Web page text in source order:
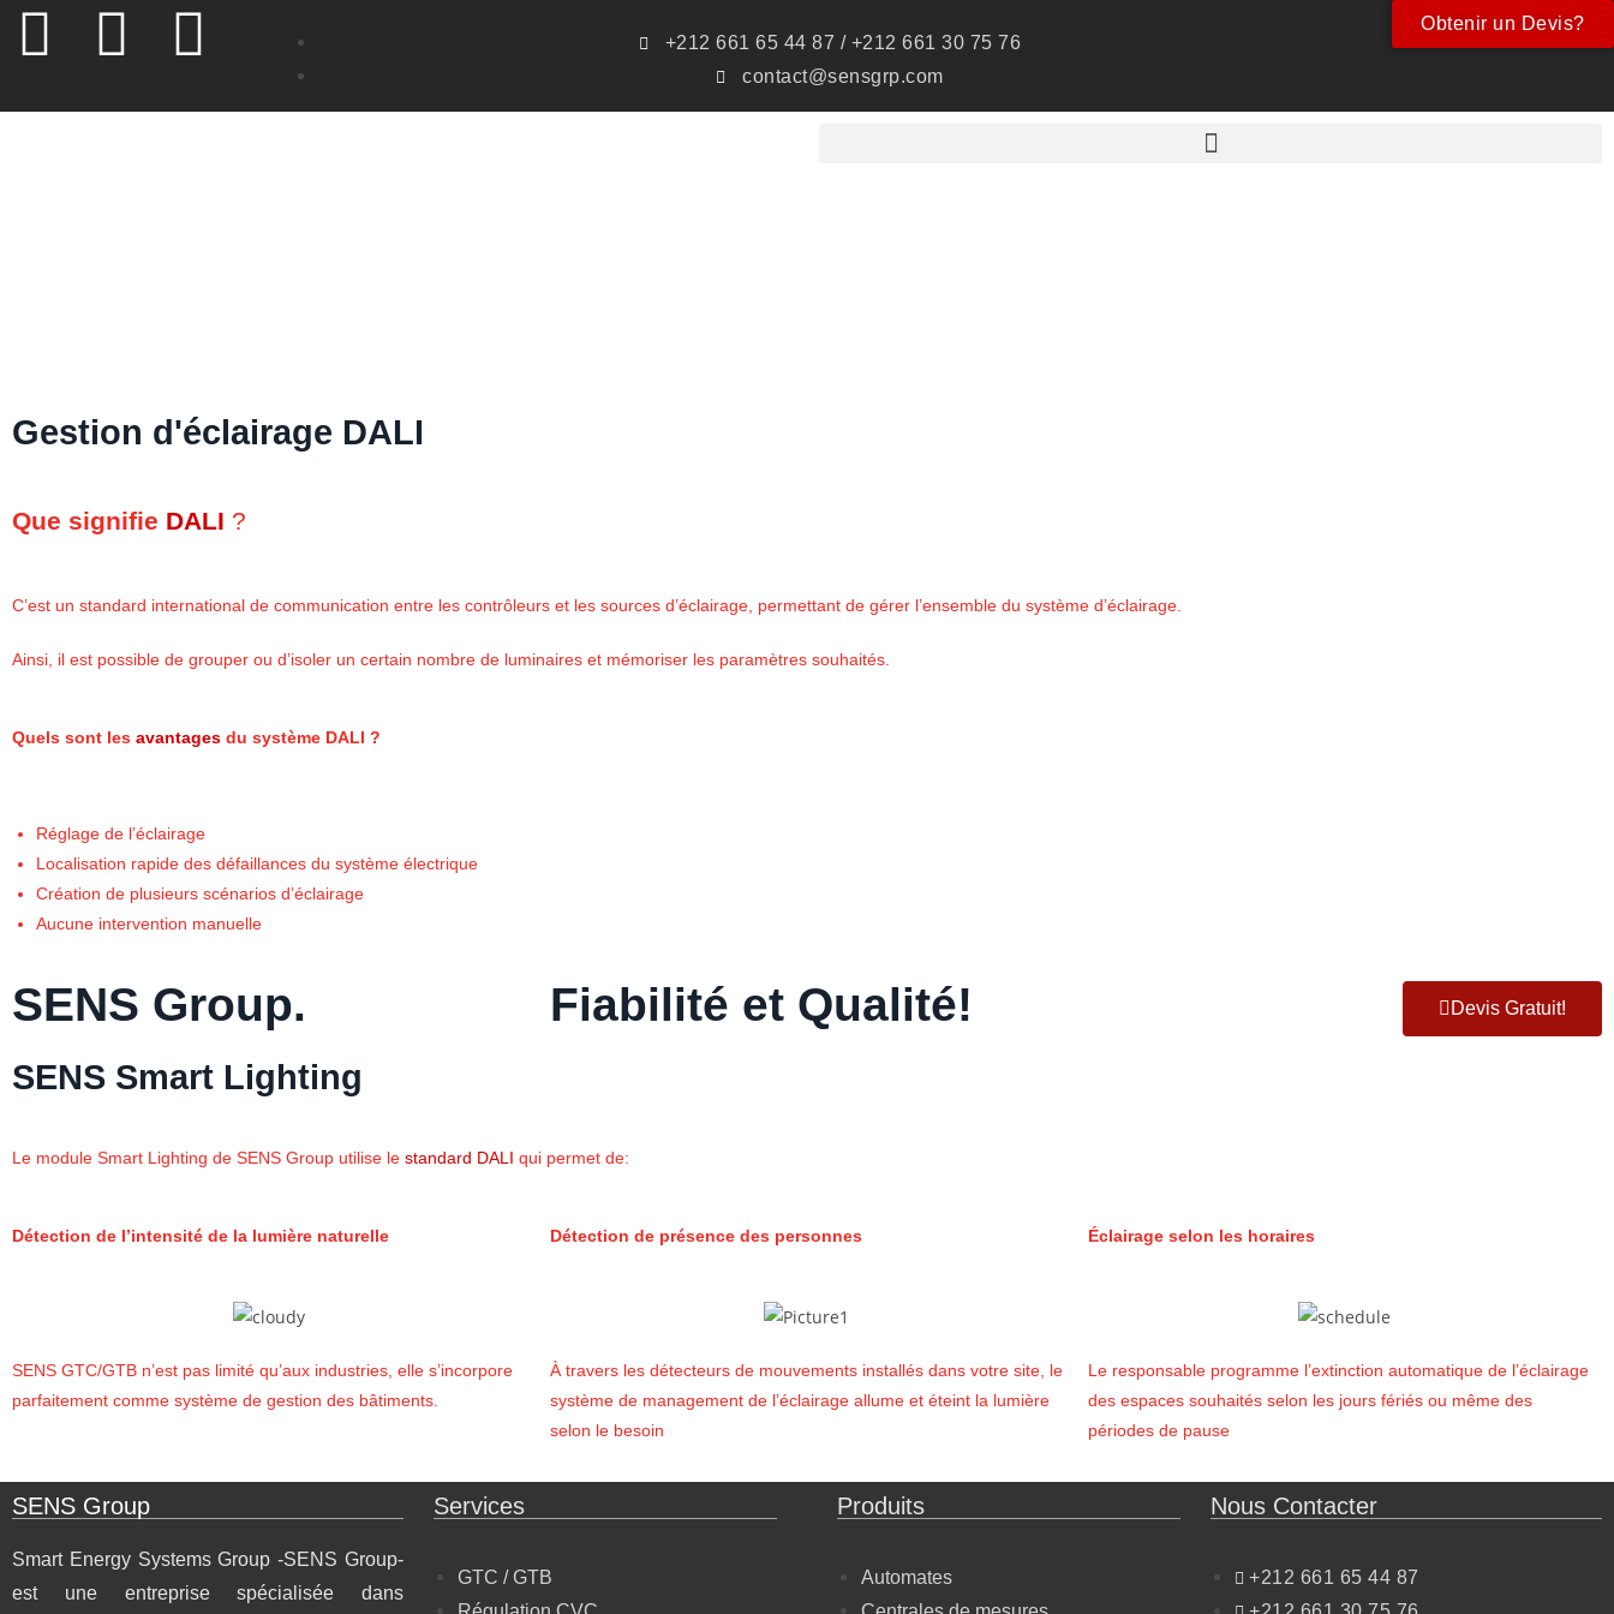
+212 661 65 44 87 / +212 661 30 75 76
contact@sensgrp.com
Obtenir un Devis?
Gestion d'éclairage DALI
Que signifie DALI ?
C’est un standard international de communication entre les contrôleurs et les sources d’éclairage, permettant de gérer l’ensemble du système d’éclairage.
Ainsi, il est possible de grouper ou d’isoler un certain nombre de luminaires et mémoriser les paramètres souhaités.
Quels sont les avantages du système DALI ?
Réglage de l’éclairage
Localisation rapide des défaillances du système électrique
Création de plusieurs scénarios d’éclairage
Aucune intervention manuelle
SENS Group. Fiabilité et Qualité! Devis Gratuit!
SENS Smart Lighting
Le module Smart Lighting de SENS Group utilise le standard DALI qui permet de:
Détection de l’intensité de la lumière naturelle
SENS GTC/GTB n’est pas limité qu’aux industries, elle s’incorpore
parfaitement comme système de gestion des bâtiments.
Détection de présence des personnes
À travers les détecteurs de mouvements installés dans votre site, le
système de management de l’éclairage allume et éteint la lumière
selon le besoin
Éclairage selon les horaires
Le responsable programme l’extinction automatique de l’éclairage
des espaces souhaités selon les jours fériés ou même des
périodes de pause
SENS Group
Smart Energy Systems Group -SENS Group-
est une entreprise spécialisée dans
Services
GTC / GTB
Produits
Automates
Nous Contacter
+212 661 65 44 87